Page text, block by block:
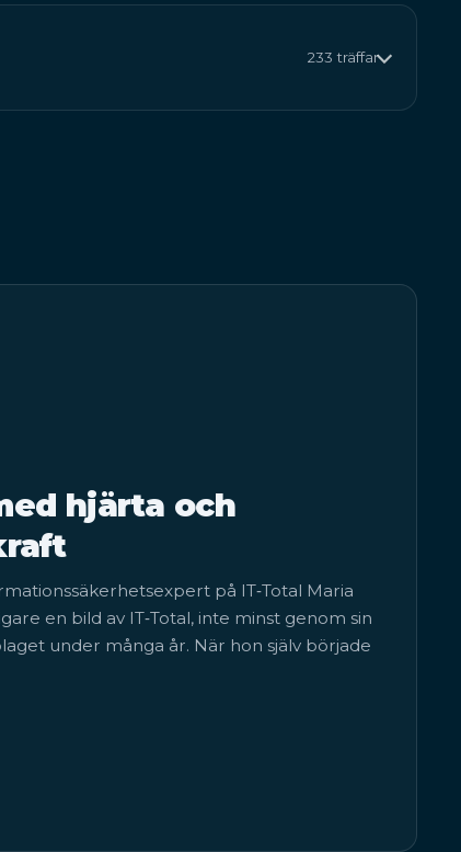
233 träffar
hjärta och
på IT‑Total Maria
en bild av IT‑Total, inte minst genom sin
under många år. När hon själv började